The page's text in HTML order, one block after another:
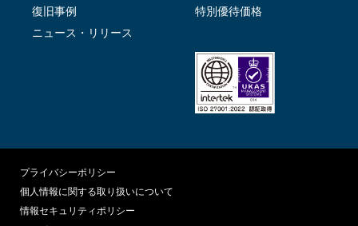
復旧事例
ニュース・リリース
特別優待価格
プライバシーポリシー
個人情報に関する取り扱いについて
情報セキュリティポリシー